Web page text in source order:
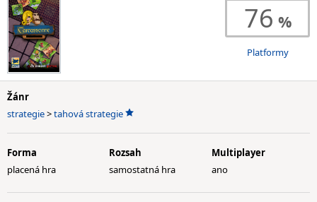
76
Platformy
Žánr
strategie>tahová strategie
Forma
placená hra
Rozsah
samostatná hra
Multiplayer
ano